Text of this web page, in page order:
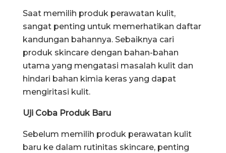
Saat memilih produk perawatan kulit,
sangat penting untuk memerhatikan daftar
kandungan bahannya. Sebaiknya cari
produk skincare dengan bahan-bahan
utama yang mengatasi masalah kulit dan
hindari bahan kimia keras yang dapat
mengiritasi kulit.
Uji Coba Produk Baru
Sebelum memilih produk perawatan kulit
baru ke dalam rutinitas skincare, penting